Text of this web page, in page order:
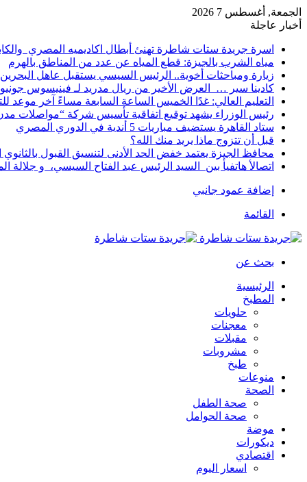
الجمعة, أغسطس 7 2026
أخبار عاجلة
اسرة جريدة ستات شاطرة تهنئ أبطال اكاديميه المصري
مياه الشرب بالجيزة: قطع المياه عن عدد من المناطق بالهرم
زيارة ومباحثات أخوية.. الرئيس السيسي يستقبل عاهل
كادينا سير … العرض الأخير من ريال مدريد لـ فينيسوس
التعليم العالي: غدًا الخميس الساعة السابعة مساءً آخر موعد
رئيس الوزراء يشهد توقيع اتفاقية تأسيس شركة “مواصلات
ستاد القاهرة يستضيف مباريات 5 أندية في الدوري المصري
قبل أن تتزوج ماذا يريد منك الله؟
محافظ الجيزة يعتمد خفض الحد الأدنى لتنسيق القبول بالثانوي العام
اتصالأ هاتفيأ بين السيد الرئيس عبد الفتاح السيسي، و
إضافة عمود جانبي
القائمة
بحث عن
الرئيسية
المطبخ
حلويات
معجنات
مقبلات
مشروبات
طبخ
منوعات
الصحة
صحة الطفل
صحة الحوامل
موضة
ديكورات
اقتصادي
اسعار اليوم